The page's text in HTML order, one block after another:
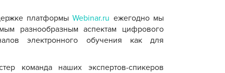
платформыWebinar.ru ежегодно мы
разнообразным аспектам цифрового
электронного обучения как для
команда наших экспертов-спикеров